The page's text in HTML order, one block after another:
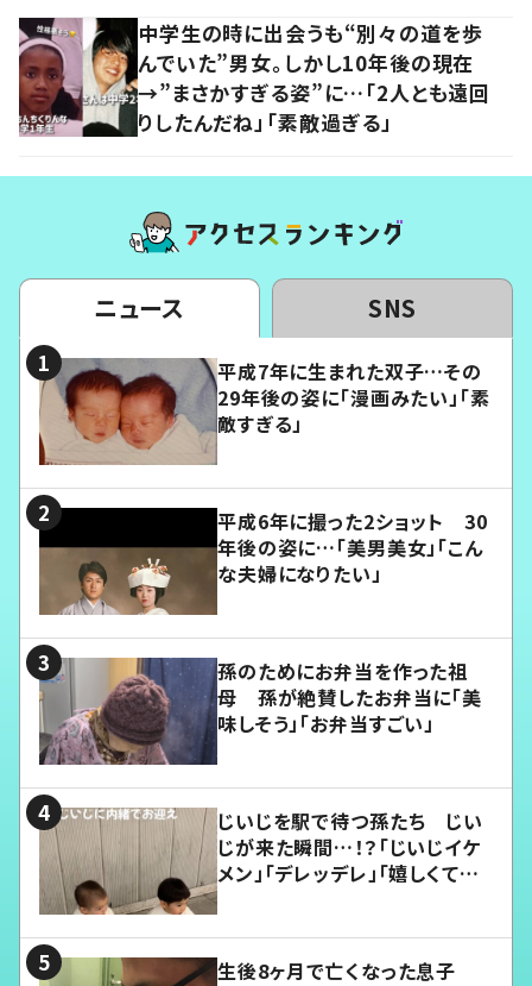
中学生の時に出会うも“別々の道を歩
んでいた”男女。しかし10年後の現在
→”まさかすぎる姿”に…「2人とも遠回
りしたんだね」「素敵過ぎる」
ニュース SNS
平成7年に生まれた双子…その
29年後の姿に「漫画みたい」「素
敵すぎる」
平成6年に撮った2ショット 30
年後の姿に…「美男美女」「こん
な夫婦になりたい」
孫のためにお弁当を作った祖
母 孫が絶賛したお弁当に「美
味しそう」「お弁当すごい」
じいじを駅で待つ孫たち じい
じが来た瞬間…！？「じいじイケ
メン」「デレッデレ」「嬉しくて可
生後8ヶ月で亡くなった息子